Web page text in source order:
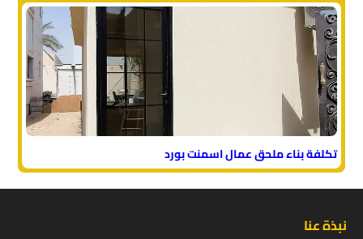
تكلفة بناء ملحق عمال اسمنت بورد
نبذة عنا